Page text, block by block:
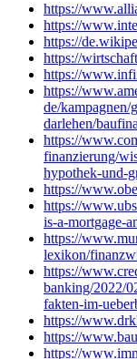
https://
https://
https://
https://
https://
https://
de/kampagnen/
darlehen/
https://
finanzierung/
hypothek-und-
https://
https://
is-a-mortgage-
https://
lexikon/
https://
banking/2022/
fakten-im-
https://
https://
https://